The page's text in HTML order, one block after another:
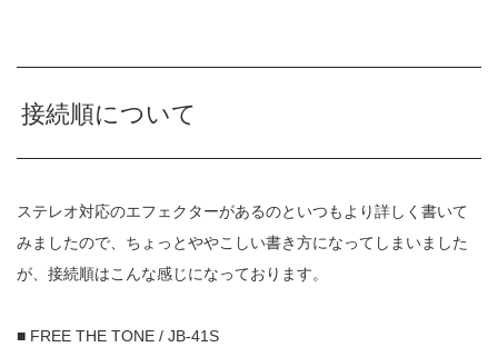
接続順について
ステレオ対応のエフェクターがあるのといつもより詳しく書いて
みましたので、ちょっとややこしい書き方になってしまいました
が、接続順はこんな感じになっております。
■ FREE THE TONE / JB-41S